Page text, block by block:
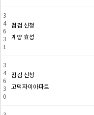
3
4
6
3
1
점검 신청
계양 효성
3
4
6
3
0
점검 신청
고덕자이아파트